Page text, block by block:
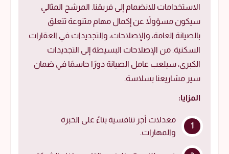
الاستخدامات للانضمام إلى فريقنا. المرشح المثالي
سيكون مسؤولاً عن إكمال مهام متنوعة تتعلق
بالصيانة العامة، والإصلاحات، والتجديدات في العقارات
السكنية. من الإصلاحات البسيطة إلى التجديدات
الكبرى، سيلعب عامل الصيانة دورًا حاسمًا في ضمان
سير مشاريعنا بسلاسة.
المزايا:
معدلات أجر تنافسية بناءً على الخبرة
والمهارات.